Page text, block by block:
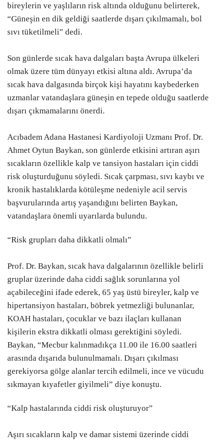
bireylerin ve yaşlıların risk altında olduğunu belirterek,
“Güneşin en dik geldiği saatlerde dışarı çıkılmamalı, bol
sıvı tüketilmeli” dedi.
Son günlerde sıcak hava dalgaları başta Avrupa ülkeleri
olmak üzere tüm dünyayı etkisi altına aldı. Avrupa’da
sıcak hava dalgasında birçok kişi hayatını kaybederken
uzmanlar vatandaşlara güneşin en tepede olduğu saatlerde
dışarı çıkmamalarını önerdi.
Acıbadem Adana Hastanesi Kardiyoloji Uzmanı Prof. Dr.
Ahmet Oytun Baykan, son günlerde etkisini artıran aşırı
sıcakların özellikle kalp ve tansiyon hastaları için ciddi
risk oluşturduğunu söyledi. Sıcak çarpması, sıvı kaybı ve
kronik hastalıklarda kötüleşme nedeniyle acil servis
başvurularında artış yaşandığını belirten Baykan,
vatandaşlara önemli uyarılarda bulundu.
“Risk grupları daha dikkatli olmalı”
Prof. Dr. Baykan, sıcak hava dalgalarının özellikle belirli
gruplar üzerinde daha ciddi sağlık sorunlarına yol
açabileceğini ifade ederek, 65 yaş üstü bireyler, kalp ve
hipertansiyon hastaları, böbrek yetmezliği bulunanlar,
KOAH hastaları, çocuklar ve bazı ilaçları kullanan
kişilerin ekstra dikkatli olması gerektiğini söyledi.
Baykan, “Mecbur kalınmadıkça 11.00 ile 16.00 saatleri
arasında dışarıda bulunulmamalı. Dışarı çıkılması
gerekiyorsa gölge alanlar tercih edilmeli, ince ve vücudu
sıkmayan kıyafetler giyilmeli” diye konuştu.
“Kalp hastalarında ciddi risk oluşturuyor”
Aşırı sıcakların kalp ve damar sistemi üzerinde ciddi